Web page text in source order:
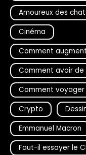
Amoureux des
Cinéma
Comment
Comment avoir de
Comment voyager
Crypto
Emmanuel Macron
Faut-il essayer le